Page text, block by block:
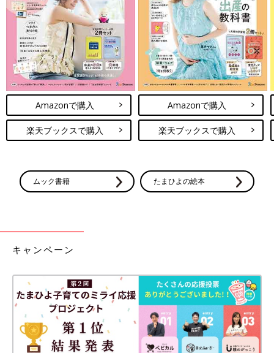
Amazonで購入
楽天ブックスで購入
Amazonで購入
楽天ブックスで購入
ムック書籍 たまひよの絵本
キャンペーン